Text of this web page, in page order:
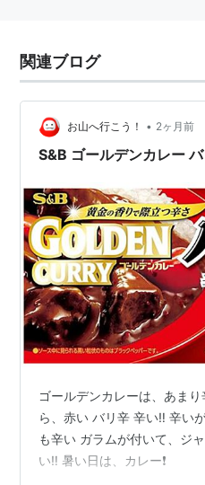
関連ブログ
お山へ行こう！ • 2ヶ月前
S&B ゴールデンカレー
ゴールデンカレーは、あま
ら、赤い バリ辛 辛い‼️ 辛い
も辛い ガラムが付いて、ジ
い‼️ 暑い日は、カレー❗️